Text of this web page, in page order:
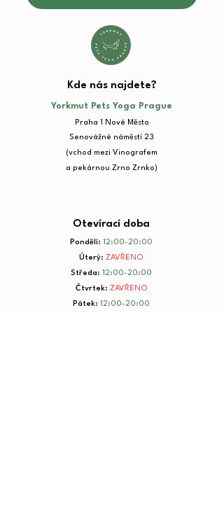
Kde nás najdete?​
Yorkmut Pets Yoga Prague
Praha 1 Nové Město
Senovážné náměstí 23​
(vchod mezi Vinografem
a pekárnou Zrno Zrnko)
Otevírací doba
Pondělí: 12:00-20:00
Úterý: ZAVŘENO
Středa: 12:00-20:00
Čtvrtek: ZAVŘENO
Pátek: 12:00-20:00